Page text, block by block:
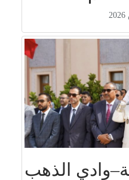
الذهب